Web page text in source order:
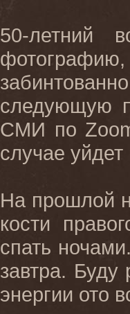
50-летний
следующую
СМИ по
случае
На прошлой
кости
спать
завтра.
энергии ото